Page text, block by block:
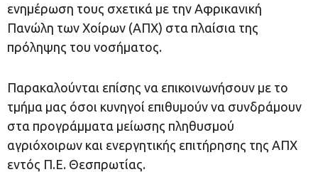
ενημέρωση τους σχετικά με την Αφρικανική
Πανώλη των Χοίρων (ΑΠΧ) στα πλαίσια της
πρόληψης του νοσήματος.
Παρακαλούνται επίσης να επικοινωνήσουν με το
τμήμα μας όσοι κυνηγοί επιθυμούν να συνδράμουν
στα προγράμματα μείωσης πληθυσμού
αγριόχοιρων και ενεργητικής επιτήρησης της ΑΠΧ
εντός Π.Ε. Θεσπρωτίας.